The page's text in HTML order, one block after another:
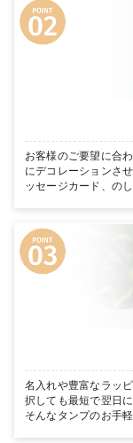
お客様のご要望に合
にデコレーションさ
ッセージカード、の
名入れや豊富なラッ
択しても最短で翌日
そんなタンプのお手